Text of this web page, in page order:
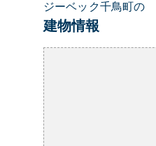
ジーベック千鳥町の
建物情報